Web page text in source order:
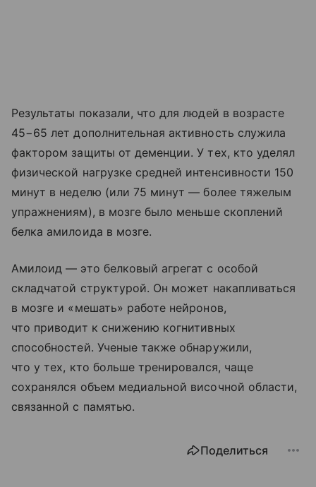
Результаты показали, что для людей в возрасте
45−65 лет дополнительная активность служила
фактором защиты от деменции. У тех, кто уделял
физической нагрузке средней интенсивности 150
минут в неделю (или 75 минут — более тяжелым
упражнениям), в мозге было меньше скоплений
белка амилоида в мозге.
Амилоид — это белковый агрегат с особой
складчатой структурой. Он может накапливаться
в мозге и «мешать» работе нейронов,
что приводит к снижению когнитивных
способностей. Ученые также обнаружили,
что у тех, кто больше тренировался, чаще
сохранялся объем медиальной височной области,
связанной с памятью.
Поделиться